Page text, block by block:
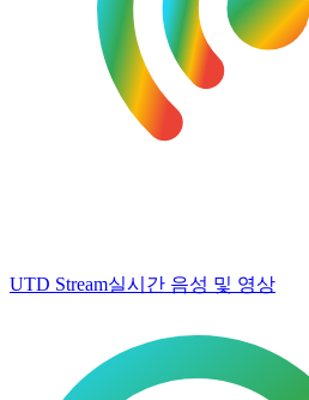
UTD Stream실시간 음성 및 영상